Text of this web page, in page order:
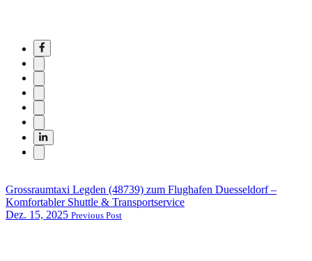
Grossraumtaxi Legden (48739) zum Flughafen Duesseldorf –
Komfortabler Shuttle & Transportservice
Dez. 15, 2025 Previous Post